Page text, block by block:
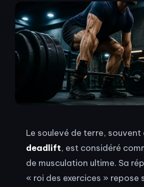
Le soulevé de terre, souvent
deadlift, est considéré
de musculation ultime. Sa
« roi des exercices » repose